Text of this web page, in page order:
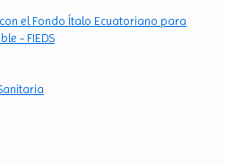
el Fondo Ítalo Ecuatoriano para
- FIEDS